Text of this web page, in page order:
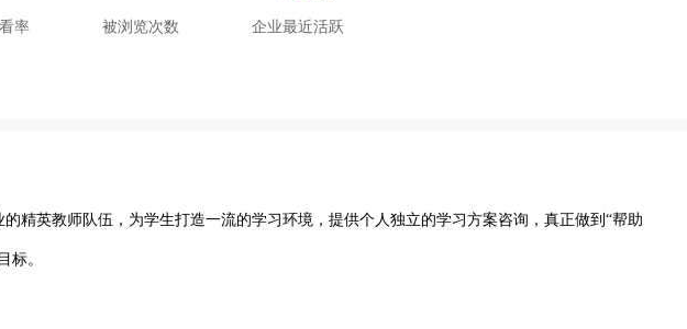
率 被浏览次数 企业最近活跃
精英教师队伍，为学生打造一流的学习环境，提供个人独立的学习方案咨询，真正做到“帮助
标。